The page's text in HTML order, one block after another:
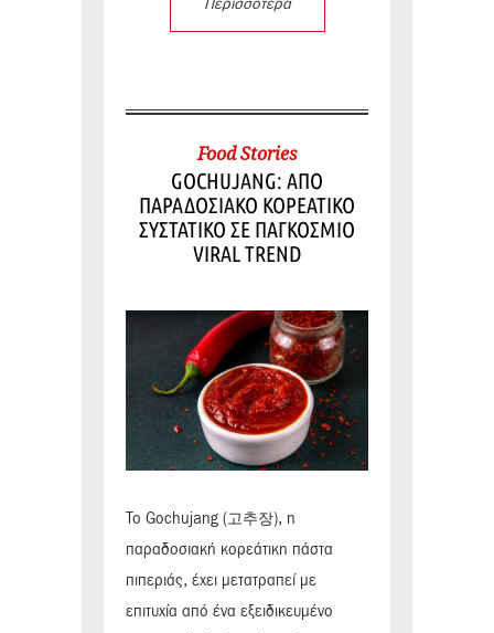
Περισσότερα
Food Stories
GOCHUJANG: ΑΠΟ
ΠΑΡΑΔΟΣΙΑΚΟ ΚΟΡΕΑΤΙΚΟ
ΣΥΣΤΑΤΙΚΟ ΣΕ ΠΑΓΚΟΣΜΙΟ
VIRAL TREND
Το Gochujang (고추장), η
παραδοσιακή κορεάτικη πάστα
πιπεριάς, έχει μετατραπεί με
επιτυχία από ένα εξειδικευμένο